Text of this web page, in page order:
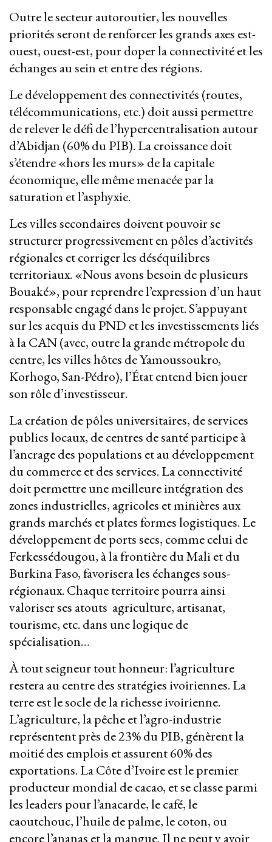
Outre le secteur autoroutier, les nouvelles
priorités seront de renforcer les grands axes est-
ouest, ouest-est, pour doper la connectivité et les
échanges au sein et entre des régions.
Le développement des connectivités (routes,
télécommunications, etc.) doit aussi permettre
de relever le défi de l’hypercentralisation autour
d’Abidjan (60% du PIB). La croissance doit
s’étendre «hors les murs» de la capitale
économique, elle même menacée par la
saturation et l’asphyxie.
Les villes secondaires doivent pouvoir se
structurer progressivement en pôles d’activités
régionales et corriger les déséquilibres
territoriaux. «Nous avons besoin de plusieurs
Bouaké», pour reprendre l’expression d’un haut
responsable engagé dans le projet. S’appuyant
sur les acquis du PND et les investissements liés
à la CAN (avec, outre la grande métropole du
centre, les villes hôtes de Yamoussoukro,
Korhogo, San-Pédro), l’État entend bien jouer
son rôle d’investisseur.
La création de pôles universitaires, de services
publics locaux, de centres de santé participe à
l’ancrage des populations et au développement
du commerce et des services. La connectivité
doit permettre une meilleure intégration des
zones industrielles, agricoles et minières aux
grands marchés et plates formes logistiques. Le
développement de ports secs, comme celui de
Ferkessédougou, à la frontière du Mali et du
Burkina Faso, favorisera les échanges sous-
régionaux. Chaque territoire pourra ainsi
valoriser ses atouts agriculture, artisanat,
tourisme, etc. dans une logique de
spécialisation…
À tout seigneur tout honneur: l’agriculture
restera au centre des stratégies ivoiriennes. La
terre est le socle de la richesse ivoirienne.
L’agriculture, la pêche et l’agro-industrie
représentent près de 23% du PIB, génèrent la
moitié des emplois et assurent 60% des
exportations. La Côte d’Ivoire est le premier
producteur mondial de cacao, et se classe parmi
les leaders pour l’anacarde, le café, le
caoutchouc, l’huile de palme, le coton, ou
encore l’ananas et la mangue. Il ne peut y avoir